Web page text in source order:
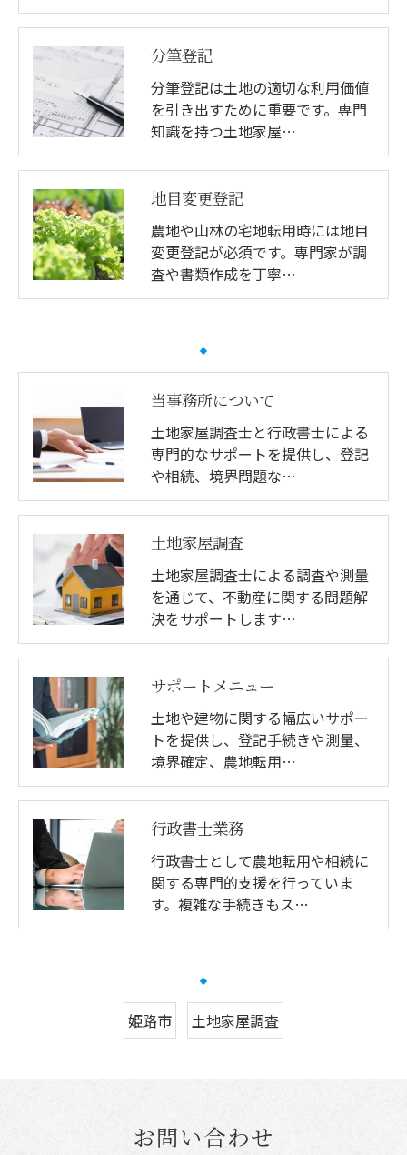
分筆登記
分筆登記は土地の適切な利用価値
を引き出すために重要です。専門
知識を持つ土地家屋…
地目変更登記
農地や山林の宅地転用時には地目
変更登記が必須です。専門家が調
査や書類作成を丁寧…
当事務所について
土地家屋調査士と行政書士による
専門的なサポートを提供し、登記
や相続、境界問題な…
土地家屋調査
土地家屋調査士による調査や測量
を通じて、不動産に関する問題解
決をサポートします…
サポートメニュー
土地や建物に関する幅広いサポー
トを提供し、登記手続きや測量、
境界確定、農地転用…
行政書士業務
行政書士として農地転用や相続に
関する専門的支援を行っていま
す。複雑な手続きもス…
姫路市 土地家屋調査
お問い合わせ